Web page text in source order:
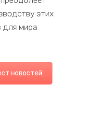
этих
для мира
новостей